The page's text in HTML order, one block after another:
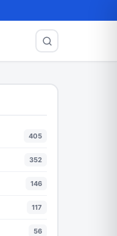
405
352
146
117
56